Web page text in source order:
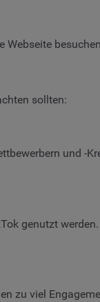
Webseite
sollten:
und -
genutzt
zu viel